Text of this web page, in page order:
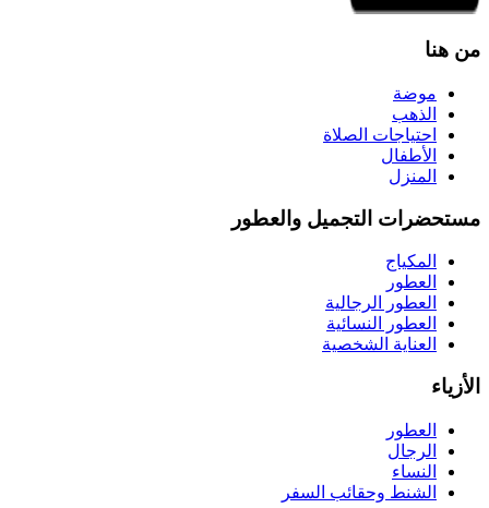
من هنا
موضة
الذهب
احتياجات الصلاة
الأطفال
المنزل
مستحضرات التجميل والعطور
المكياج
العطور
العطور الرجالية
العطور النسائية
العناية الشخصية
الأزياء
العطور
الرجال
النساء
الشنط وحقائب السفر